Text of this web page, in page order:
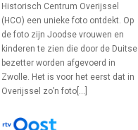
Historisch Centrum Overijssel
(HCO) een unieke foto ontdekt. Op
de foto zijn Joodse vrouwen en
kinderen te zien die door de Duitse
bezetter worden afgevoerd in
Zwolle. Het is voor het eerst dat in
Overijssel zo’n foto[…]